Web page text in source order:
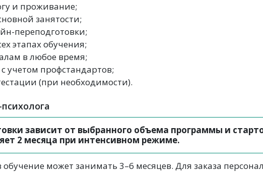
и проживание;
занятости;
переподготовки;
этапах обучения;
в любое время;
учетом профстандартов;
(при необходимости).
зависит от выбранного объема программы и
2 месяца при интенсивном режиме.
может занимать 3–6 месяцев. Для заказа